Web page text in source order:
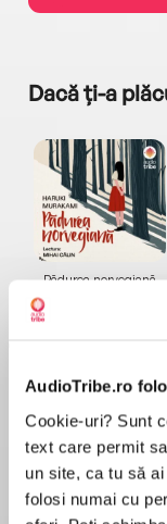
AudioTribe.ro
Cookie-uri? Sunt
text care permit
un site, ca tu să
folosi numai cu
Dacă ți-a
Pădurea norvegiană
Elita de Argint (Elita
de...
Dani Francis